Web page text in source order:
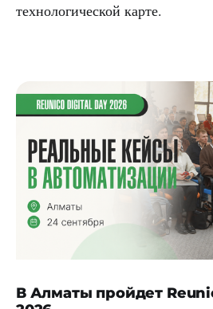
технологической карте.
В Алматы пройдет